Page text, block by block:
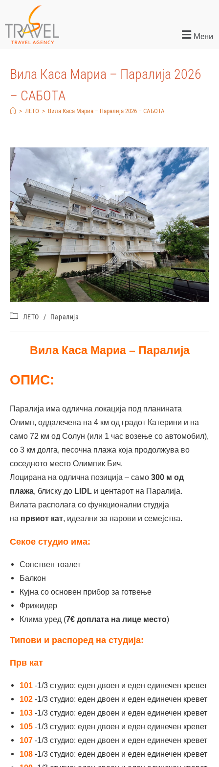
Мени
Вила Каса Мариа – Паралија 2026
– САБОТА
> ЛЕТО > Вила Каса Мариа – Паралија 2026 – САБОТА
ЛЕТО / Паралија
Вила Каса Мариа – Паралија
ОПИС:
Паралија има одлична локација под планината
Олимп, оддалечена на 4 км од градот Катерини и на
само 72 км од Солун (или 1 час возење со автомобил),
со 3 км долга, песочна плажа која продолжува во
соседнотo место Олимпик Бич.
Лоцирана на одлична позиција – само 300 м од
плажа, блиску до LIDL и центарот на Паралија.
Вилата располага со функционални студија
на првиот кат, идеални за парови и семејства.
Секое студио има:
Сопствен тоалет
Балкон
Кујна со основен прибор за готвење
Фрижидер
Клима уред (7€ доплата на лице место)
Типови и распоред на студија:
Прв кат
101 -1/3 студио: еден двоен и еден единечен кревет
102 -1/3 студио: еден двоен и еден единечен кревет
103 -1/3 студио: еден двоен и еден единечен кревет
105 -1/3 студио: еден двоен и еден единечен кревет
107 -1/3 студио: еден двоен и еден единечен кревет
108 -1/3 студио: еден двоен и еден единечен кревет